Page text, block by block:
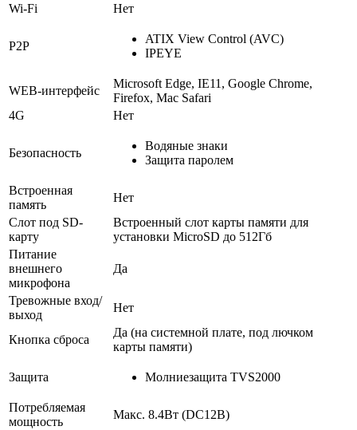
Wi-Fi
Нет
P2P
ATIX View Control (AVC)
IPEYE
WEB-интерфейс
Microsoft Edge, IE11, Google Chrome,
Firefox, Mac Safari
4G
Нет
Безопасность
Водяные знаки
Защита паролем
Встроенная
память
Нет
Слот под SD-
карту
Встроенный слот карты памяти для
установки MicroSD до 512Гб
Питание
внешнего
микрофона
Да
Тревожные вход/
выход
Нет
Кнопка сброса
Да (на системной плате, под лючком
карты памяти)
Защита Молниезащита TVS2000
Потребляемая
мощность
Макс. 8.4Вт (DC12В)